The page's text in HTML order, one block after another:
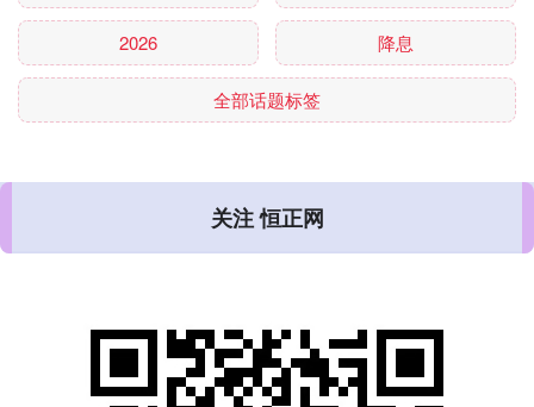
2026 降息
全部话题标签
关注 恒正网